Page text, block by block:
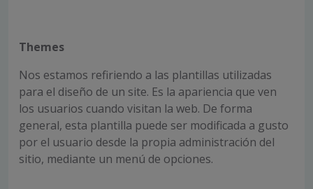
Themes
Nos estamos refiriendo a las plantillas utilizadas
para el diseño de un site. Es la apariencia que ven
los usuarios cuando visitan la web. De forma
general, esta plantilla puede ser modificada a gusto
por el usuario desde la propia administración del
sitio, mediante un menú de opciones.